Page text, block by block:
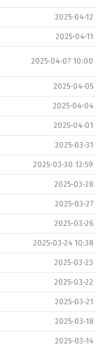
2025-04-12
2025-04-11
2025-04-07 10:00
2025-04-05
2025-04-04
2025-04-01
2025-03-31
2025-03-30 12:59
2025-03-28
2025-03-27
2025-03-26
2025-03-24 10:38
2025-03-23
2025-03-22
2025-03-21
2025-03-18
2025-03-14